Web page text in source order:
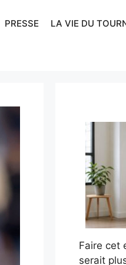
PRESSE LA VIE DU
Faire cet
serait